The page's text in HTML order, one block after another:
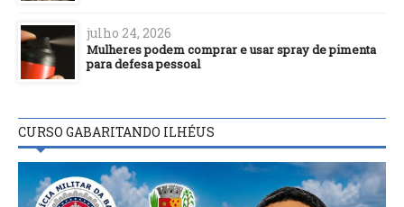
julho 24, 2026
Mulheres podem comprar e usar spray de pimenta
para defesa pessoal
CURSO GABARITANDO ILHÉUS